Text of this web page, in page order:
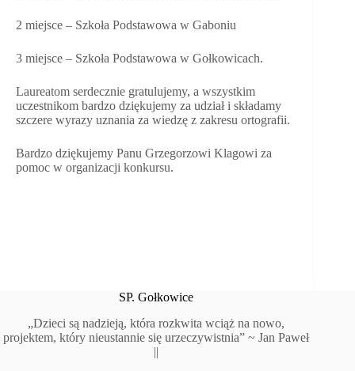
2 miejsce – Szkoła Podstawowa w Gaboniu
3 miejsce – Szkoła Podstawowa w Gołkowicach.
Laureatom serdecznie gratulujemy, a wszystkim
uczestnikom bardzo dziękujemy za udział i składamy
szczere wyrazy uznania za wiedzę z zakresu ortografii.
Bardzo dziękujemy Panu Grzegorzowi Klagowi za
pomoc w organizacji konkursu.
SP. Gołkowice
„Dzieci są nadzieją, która rozkwita wciąż na nowo,
projektem, który nieustannie się urzeczywistnia” ~ Jan Paweł
||